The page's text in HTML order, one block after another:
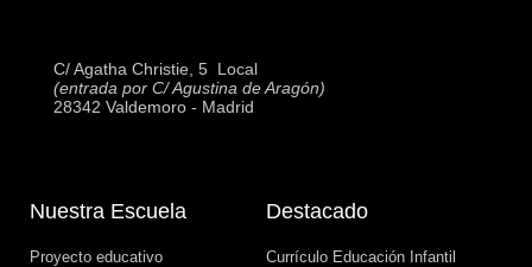
C/ Agatha Christie, 5  Local
(entrada por C/ Agustina de Aragón)
28342 Valdemoro - Madrid
Nuestra Escuela
Proyecto educativo
Destacado
Currículo Educación Infantil